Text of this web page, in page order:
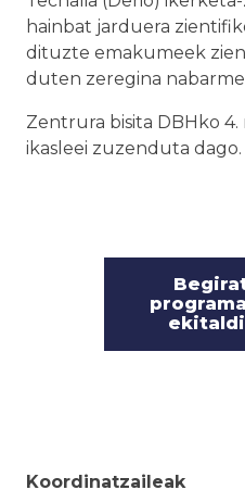
hainbat jarduera
dituzte emakumeek
duten zeregina
Zentrura bisita DBHko
ikasleei zuzenduta dago.
Koordinatzaileak